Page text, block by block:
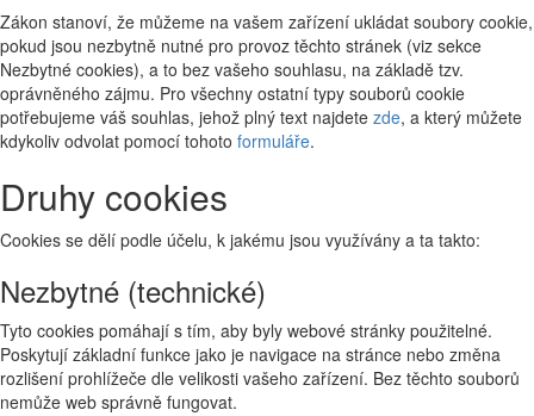
Zákon stanoví, že můžeme na vašem zařízení ukládat soubory cookie,
pokud jsou nezbytně nutné pro provoz těchto stránek (viz sekce
Nezbytné cookies), a to bez vašeho souhlasu, na základě tzv.
oprávněného zájmu. Pro všechny ostatní typy souborů cookie
potřebujeme váš souhlas, jehož plný text najdete zde, a který můžete
kdykoliv odvolat pomocí tohoto formuláře.
Druhy cookies
Cookies se dělí podle účelu, k jakému jsou využívány a ta takto:
Nezbytné (technické)
Tyto cookies pomáhají s tím, aby byly webové stránky použitelné.
Poskytují základní funkce jako je navigace na stránce nebo změna
rozlišení prohlížeče dle velikosti vašeho zařízení. Bez těchto souborů
nemůže web správně fungovat.